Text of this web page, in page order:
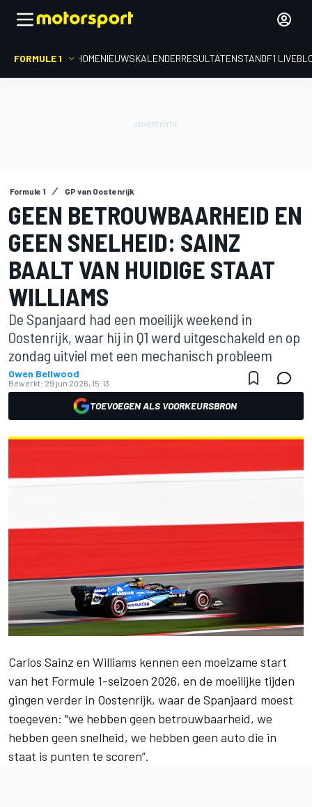
FORMULE 1 HOMENIEUWSKALENDERRESULTATENSTANDF1
Formule 1 GP van Oostenrijk
GEEN BETROUWBAARHEID EN
GEEN SNELHEID: SAINZ
BAALT VAN HUIDIGE STAAT
WILLIAMS
De Spanjaard had een moeilijk weekend in
Oostenrijk, waar hij in Q1 werd uitgeschakeld en op
zondag uitviel met een mechanisch probleem
Owen Bellwood
Bewerkt: 29 jun 2026, 15:13
TOEVOEGEN ALS VOORKEURSBRON
Carlos Sainz en Williams kennen een moeizame start
van het Formule 1-seizoen 2026, en de moeilijke tijden
gingen verder in Oostenrijk, waar de Spanjaard moest
toegeven: "we hebben geen betrouwbaarheid, we
hebben geen snelheid, we hebben geen auto die in
staat is punten te scoren”.